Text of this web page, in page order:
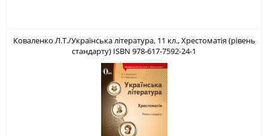
Коваленко Л.Т./Українська література, 11 кл., Хрестоматія (рівень
стандарту) ISBN 978-617-7592-24-1